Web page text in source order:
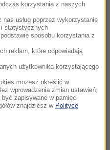
- Daria Gavrilova
11) - Zhang Shuai
Kvitova (Czechy, 14))
korzystania z naszych
usług poprzez wykorzystanie
statystycznych
sposobu korzystania z
reklam, które odpowiadają
użytkownika korzystającego
możesz określić w
wprowadzenia zmian ustawień,
zapisywane w pamięci
znajdziesz w Polityce